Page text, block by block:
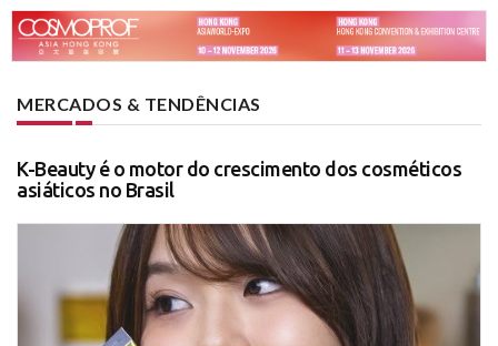
MERCADOS & TENDÊNCIAS
K-Beauty é o motor do crescimento dos cosméticos
asiáticos no Brasil